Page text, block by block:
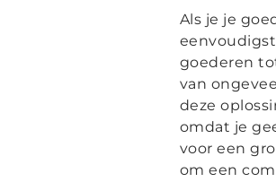
Als je je
goederen
van
deze
omdat je
voor een
om een